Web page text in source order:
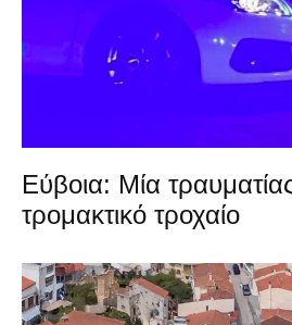
Εύβοια: Μία
τρομακτικό τροχαίο